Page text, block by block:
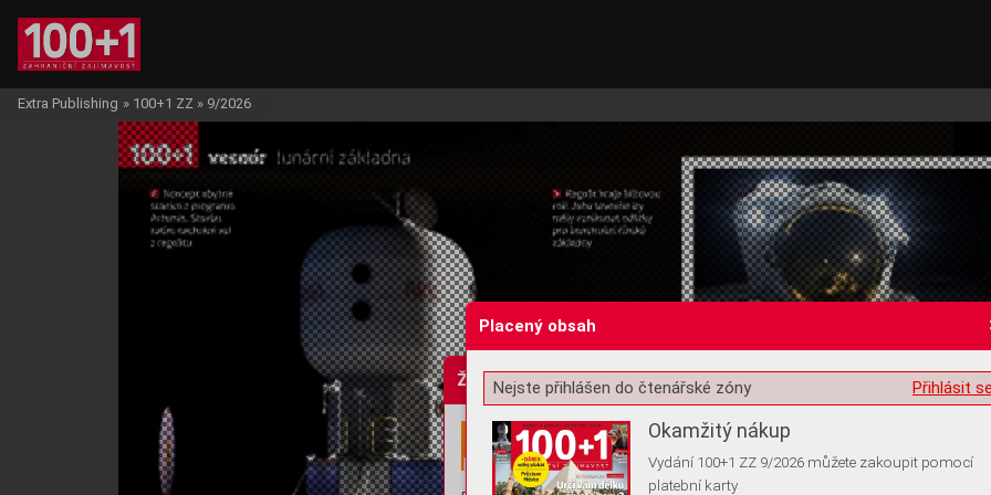
Žádost o souhlas s ukládáním volitelných informací
Extra Publishing » 100+1 ZZ » 9/2026
Placený obsah
Přihlásit
Nejste přihlášen do čtenářské zóny
Okamžitý nákup
Vydání 100+1 ZZ 9/2026 můžete zakoupit pomocí
platební karty